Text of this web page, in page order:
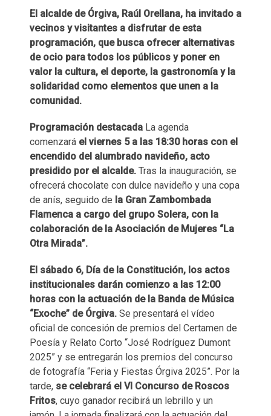
El alcalde de Órgiva, Raúl Orellana, ha invitado a
vecinos y visitantes a disfrutar de esta
programación, que busca ofrecer alternativas
de ocio para todos los públicos y poner en
valor la cultura, el deporte, la gastronomía y la
solidaridad como elementos que unen a la
comunidad.
Programación destacada La agenda
comenzará el viernes 5 a las 18:30 horas con el
encendido del alumbrado navideño, acto
presidido por el alcalde. Tras la inauguración, se
ofrecerá chocolate con dulce navideño y una copa
de anís, seguido de la Gran Zambombada
Flamenca a cargo del grupo Solera, con la
colaboración de la Asociación de Mujeres “La
Otra Mirada”.
El sábado 6, Día de la Constitución, los actos
institucionales darán comienzo a las 12:00
horas con la actuación de la Banda de Música
“Exoche” de Órgiva. Se presentará el vídeo
oficial de concesión de premios del Certamen de
Poesía y Relato Corto “José Rodríguez Dumont
2025” y se entregarán los premios del concurso
de fotografía “Feria y Fiestas Órgiva 2025”. Por la
tarde, se celebrará el VI Concurso de Roscos
Fritos, cuyo ganador recibirá un lebrillo y un